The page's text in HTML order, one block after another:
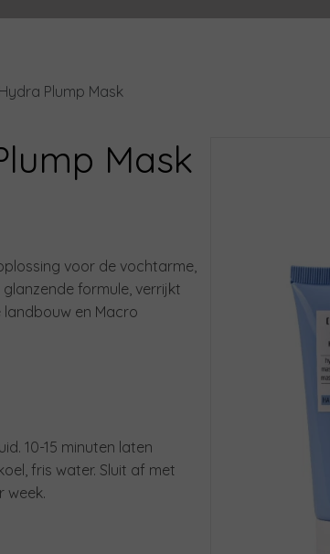
Plump Mask
Mask
voor de vochtarme,
formule, verrijkt
en Macro
10-15 minuten laten
fris water. Sluit af met
week.